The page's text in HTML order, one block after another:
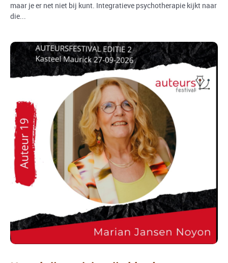
maar je er net niet bij kunt. Integratieve psychotherapie kijkt naar
die...